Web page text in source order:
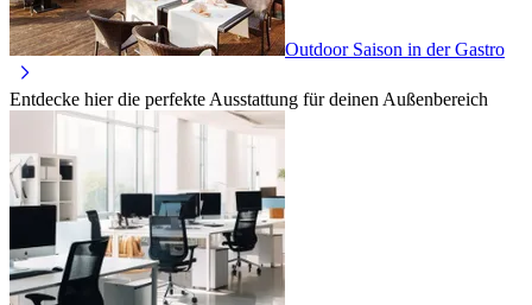
Outdoor Saison in der Gastro
Entdecke hier die perfekte Ausstattung für deinen Außenbereich